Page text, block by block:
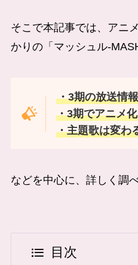
そこで本記事では、アニ
かりの「マッシュル-
・3期の放送情報
・3期でアニメ
・主題歌は変わ
などを中心に、詳しく調
目次